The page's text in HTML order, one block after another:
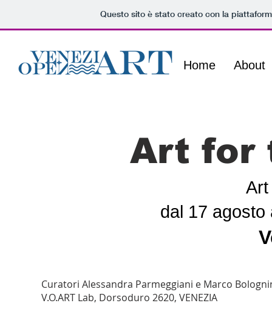
Questo sito è stato creato con la
Home About
Art for
Art
dal 17 agosto
Curatori Alessandra Parmeggiani e Marco
V.O.ART Lab, Dorsoduro 2620, VENEZIA